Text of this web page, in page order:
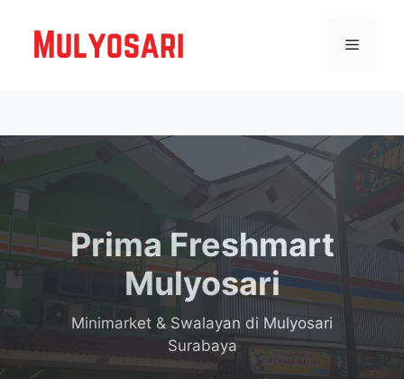
Menu
Prima Freshmart
Mulyosari
Minimarket & Swalayan di Mulyosari
Surabaya